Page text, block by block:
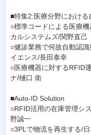
■特集2:医療分野における
○標準コードによる医療
カルシステムズ/関野直己
○健診業務で何故自動認
イエンス/長田泰幸
○医療機器に対するRFID
ナ/樋口 衛
■Auto-ID Solution
○RFID活用の在庫管理シ
野誠一
○3PLで物流を再生する/